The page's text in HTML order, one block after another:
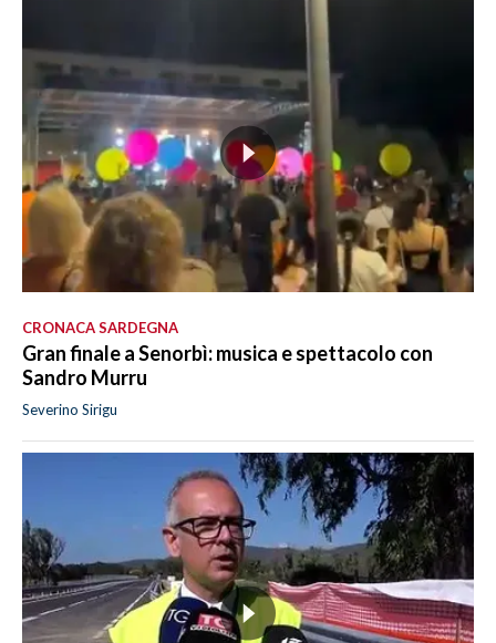
CRONACA SARDEGNA
Gran finale a Senorbì: musica e spettacolo con
Sandro Murru
Severino Sirigu